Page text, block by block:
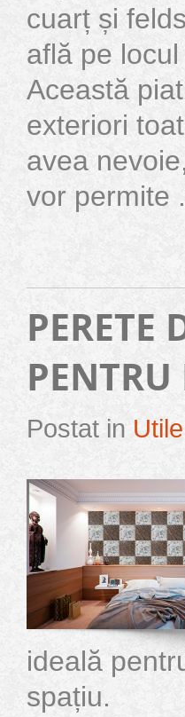
cuarț și
află pe
Această
exteriori
avea
vor permite
PERETE
Postat in Utile
ideală
spațiu.